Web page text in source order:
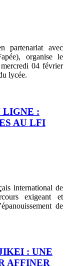
partenariat avec
organise le
04 février
lycée.
LIGNE :
AU LFI
international de
exigeant et
de
: UNE
AFFINER